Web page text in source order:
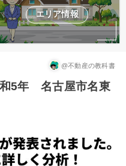
エリア情報
@不動産の教科書
和5年 名古屋市名東